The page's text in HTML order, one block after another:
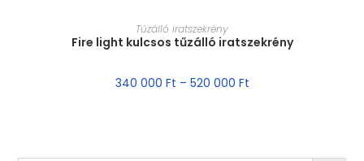
MÉRET VÁLASZTÁSA
Tűzálló iratszekrény
Fire light kulcsos tűzálló iratszekrény
340 000 Ft – 520 000 Ft